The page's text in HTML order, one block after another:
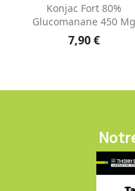
Konjac Fort 80%
Glucomanane 450 Mg
7,90 €